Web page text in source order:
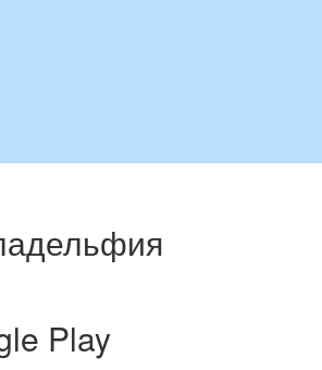
Play